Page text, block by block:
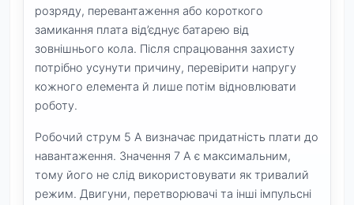
розряду, перевантаження або короткого
замикання плата від’єднує батарею від
зовнішнього кола. Після спрацювання захисту
потрібно усунути причину, перевірити напругу
кожного елемента й лише потім відновлювати
роботу.
Робочий струм 5 А визначає придатність плати до
навантаження. Значення 7 А є максимальним,
тому його не слід використовувати як тривалий
режим. Двигуни, перетворювачі та інші імпульсні